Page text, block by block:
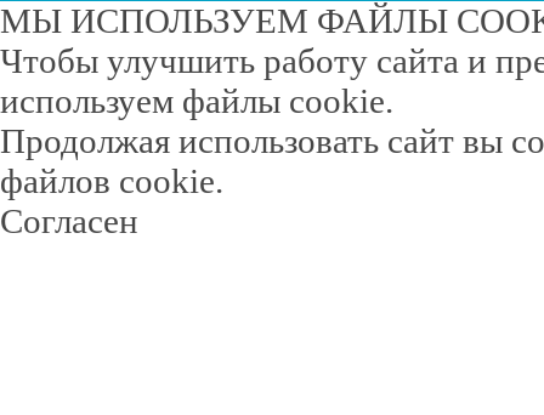
МЫ ИСПОЛЬЗУЕМ ФАЙЛЫ
Чтобы улучшить работу сайта и
используем файлы cookie.
Продолжая использовать сайт вы
файлов cookie.
Согласен